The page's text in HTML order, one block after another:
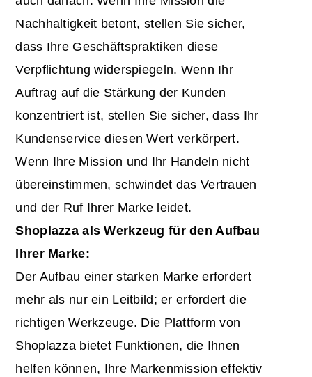
Nachhaltigkeit betont, stellen Sie sicher,
dass Ihre Geschäftspraktiken diese
Verpflichtung widerspiegeln. Wenn Ihr
Auftrag auf die Stärkung der Kunden
konzentriert ist, stellen Sie sicher, dass Ihr
Kundenservice diesen Wert verkörpert.
Wenn Ihre Mission und Ihr Handeln nicht
übereinstimmen, schwindet das Vertrauen
und der Ruf Ihrer Marke leidet.
Shoplazza als Werkzeug für den Aufbau
Ihrer Marke:
Der Aufbau einer starken Marke erfordert
mehr als nur ein Leitbild; er erfordert die
richtigen Werkzeuge. Die Plattform von
Shoplazza bietet Funktionen, die Ihnen
helfen können, Ihre Markenmission effektiv